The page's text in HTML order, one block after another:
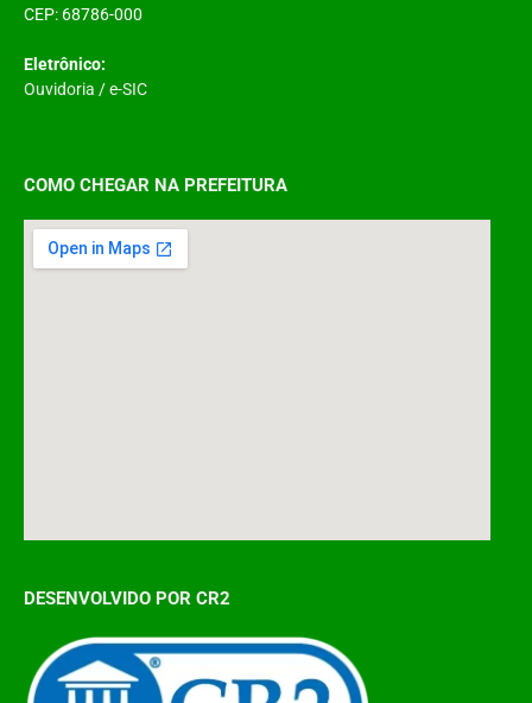
CEP: 68786-000
Eletrônico:
Ouvidoria /e-SIC
COMO CHEGAR NA PREFEITURA
DESENVOLVIDO POR CR2